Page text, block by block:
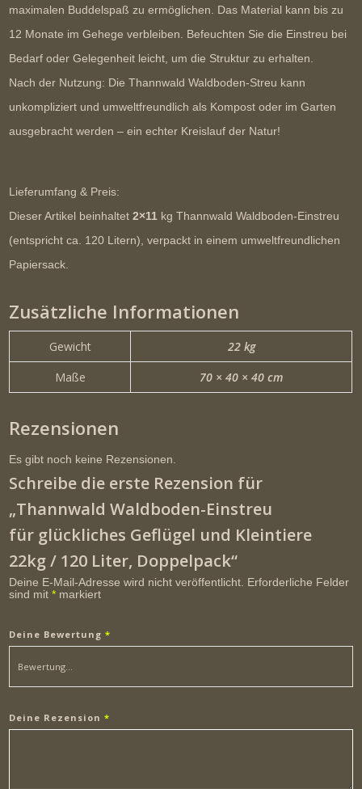
maximalen Buddelspaß zu ermöglichen. Das Material kann bis zu
12 Monate im Gehege verbleiben. Befeuchten Sie die Einstreu bei
Bedarf oder Gelegenheit leicht, um die Struktur zu erhalten.
Nach der Nutzung: Die Thannwald Waldboden-Streu kann
unkompliziert und umweltfreundlich als Kompost oder im Garten
ausgebracht werden – ein echter Kreislauf der Natur!
Lieferumfang & Preis:
Dieser Artikel beinhaltet2×11 kg Thannwald Waldboden-Einstreu
(entspricht ca. 120 Litern) , verpackt in einem umweltfreundlichen
Papiersack
Zusätzliche Informationen
Gewicht
22 kg
Maße
70 × 40 × 40 cm
Rezensionen
Es gibt noch keine Rezensionen.
Schreibe die erste Rezension für
„Thannwald Waldboden-Einstreu
für glückliches Geflügel und Kleintiere
22kg / 120 Liter, Doppelpack“
Deine E-Mail-Adresse wird nicht veröffentlicht. Erforderliche Felder
sind mit* markiert
Deine Bewertung*
Deine Rezension*